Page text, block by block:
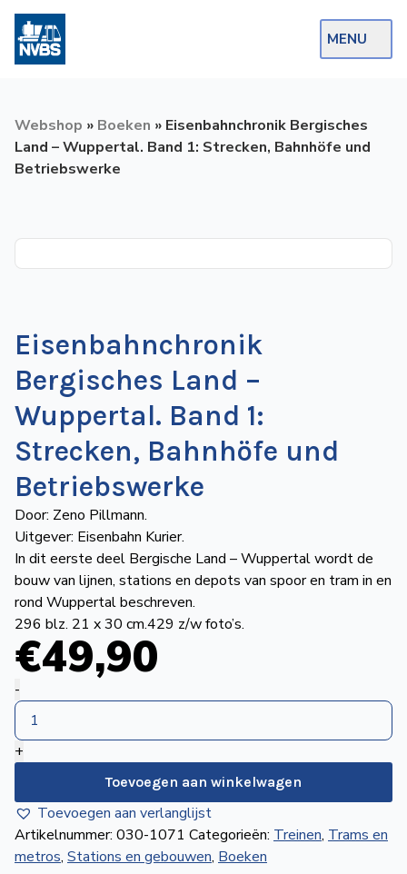
MENU
Op de Rails
NVBS Actueel
Ons
aanbod
Over
de
NVBS
Wegwijzer
Mijn
NVBS
Webshop » Boeken » Eisenbahnchronik Bergisches
Land – Wuppertal. Band 1: Strecken, Bahnhöfe und
Betriebswerke
Eisenbahnchronik
Bergisches Land –
Wuppertal. Band 1:
Strecken, Bahnhöfe und
Betriebswerke
Door: Zeno Pillmann.
Uitgever: Eisenbahn Kurier.
In dit eerste deel Bergische Land – Wuppertal wordt de
bouw van lijnen, stations en depots van spoor en tram in en
rond Wuppertal beschreven.
296 blz. 21 x 30 cm.429 z/w foto’s.
€49,90
Eisenbahnchronik
Bergisches
Land
-
Band
1:
Strecken,
Bahnhöfe
-
+
Toevoegen aan winkelwagen
Toevoegen aan verlanglijst
Artikelnummer: 030-1071 Categorieën: Treinen, Trams en
metros, Stations en gebouwen, Boeken